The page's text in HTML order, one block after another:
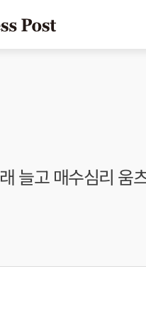
늘고 매수심리 움